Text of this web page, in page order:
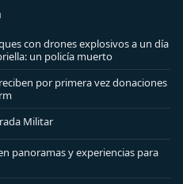
con drones explosivos a un día
un policía muerto
por primera vez donaciones
Militar
panoramas y experiencias para